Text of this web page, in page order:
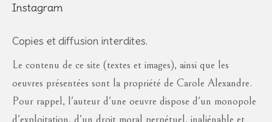
Instagram
Copies et diffusion interdites.
Le contenu de ce site (textes et images), ainsi que les
oeuvres présentées sont la propriété de Carole Alexandre.
Pour rappel, l'auteur d'une oeuvre dispose d'un monopole